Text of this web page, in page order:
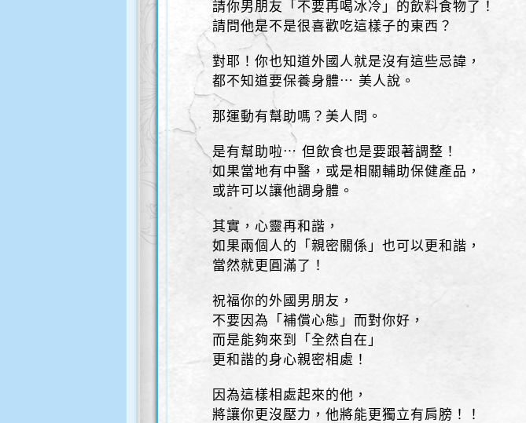
請你男朋友「不要再喝冰冷」的飲料食物了！
請問他是不是很喜歡吃這樣子的東西？
對耶！你也知道外國人就是沒有這些忌諱，
都不知道要保養身體⋯ 美人說。
那運動有幫助嗎？美人問。
是有幫助啦⋯ 但飲食也是要跟著調整！
如果當地有中醫，或是相關輔助保健產品，
或許可以讓他調身體。
其實，心靈再和諧，
如果兩個人的「親密關係」也可以更和諧，
當然就更圓滿了！
祝福你的外國男朋友，
不要因為「補償心態」而對你好，
而是能夠來到「全然自在」
更和諧的身心親密相處！
因為這樣相處起來的他，
將讓你更沒壓力，他將能更獨立有肩膀！！